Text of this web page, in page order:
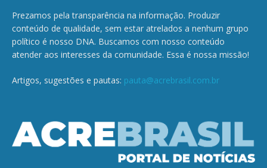
Prezamos pela transparência na informação. Produzir
conteúdo de qualidade, sem estar atrelados a nenhum grupo
político é nosso DNA. Buscamos com nosso conteúdo
atender aos interesses da comunidade. Essa é nossa missão!
Artigos, sugestões e pautas: pauta@acrebrasil.com.br